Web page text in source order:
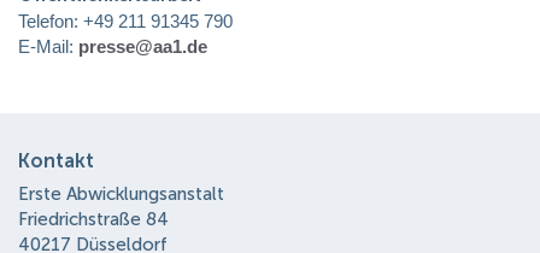
Telefon: +49 211 91345 790
E-Mail: presse@aa1.de
Kontakt
Erste Abwicklungsanstalt
Friedrichstraße 84
40217 Düsseldorf